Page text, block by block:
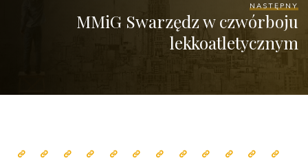
NASTĘPNY
MMiG Swarzędz w czwórboju
lekkoatletycznym